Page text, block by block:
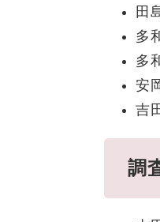
田
多
多
安
吉
調